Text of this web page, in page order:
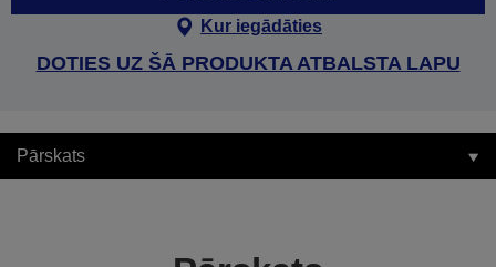
Kur iegādāties
DOTIES UZ ŠĀ PRODUKTA ATBALSTA LAPU
Pārskats